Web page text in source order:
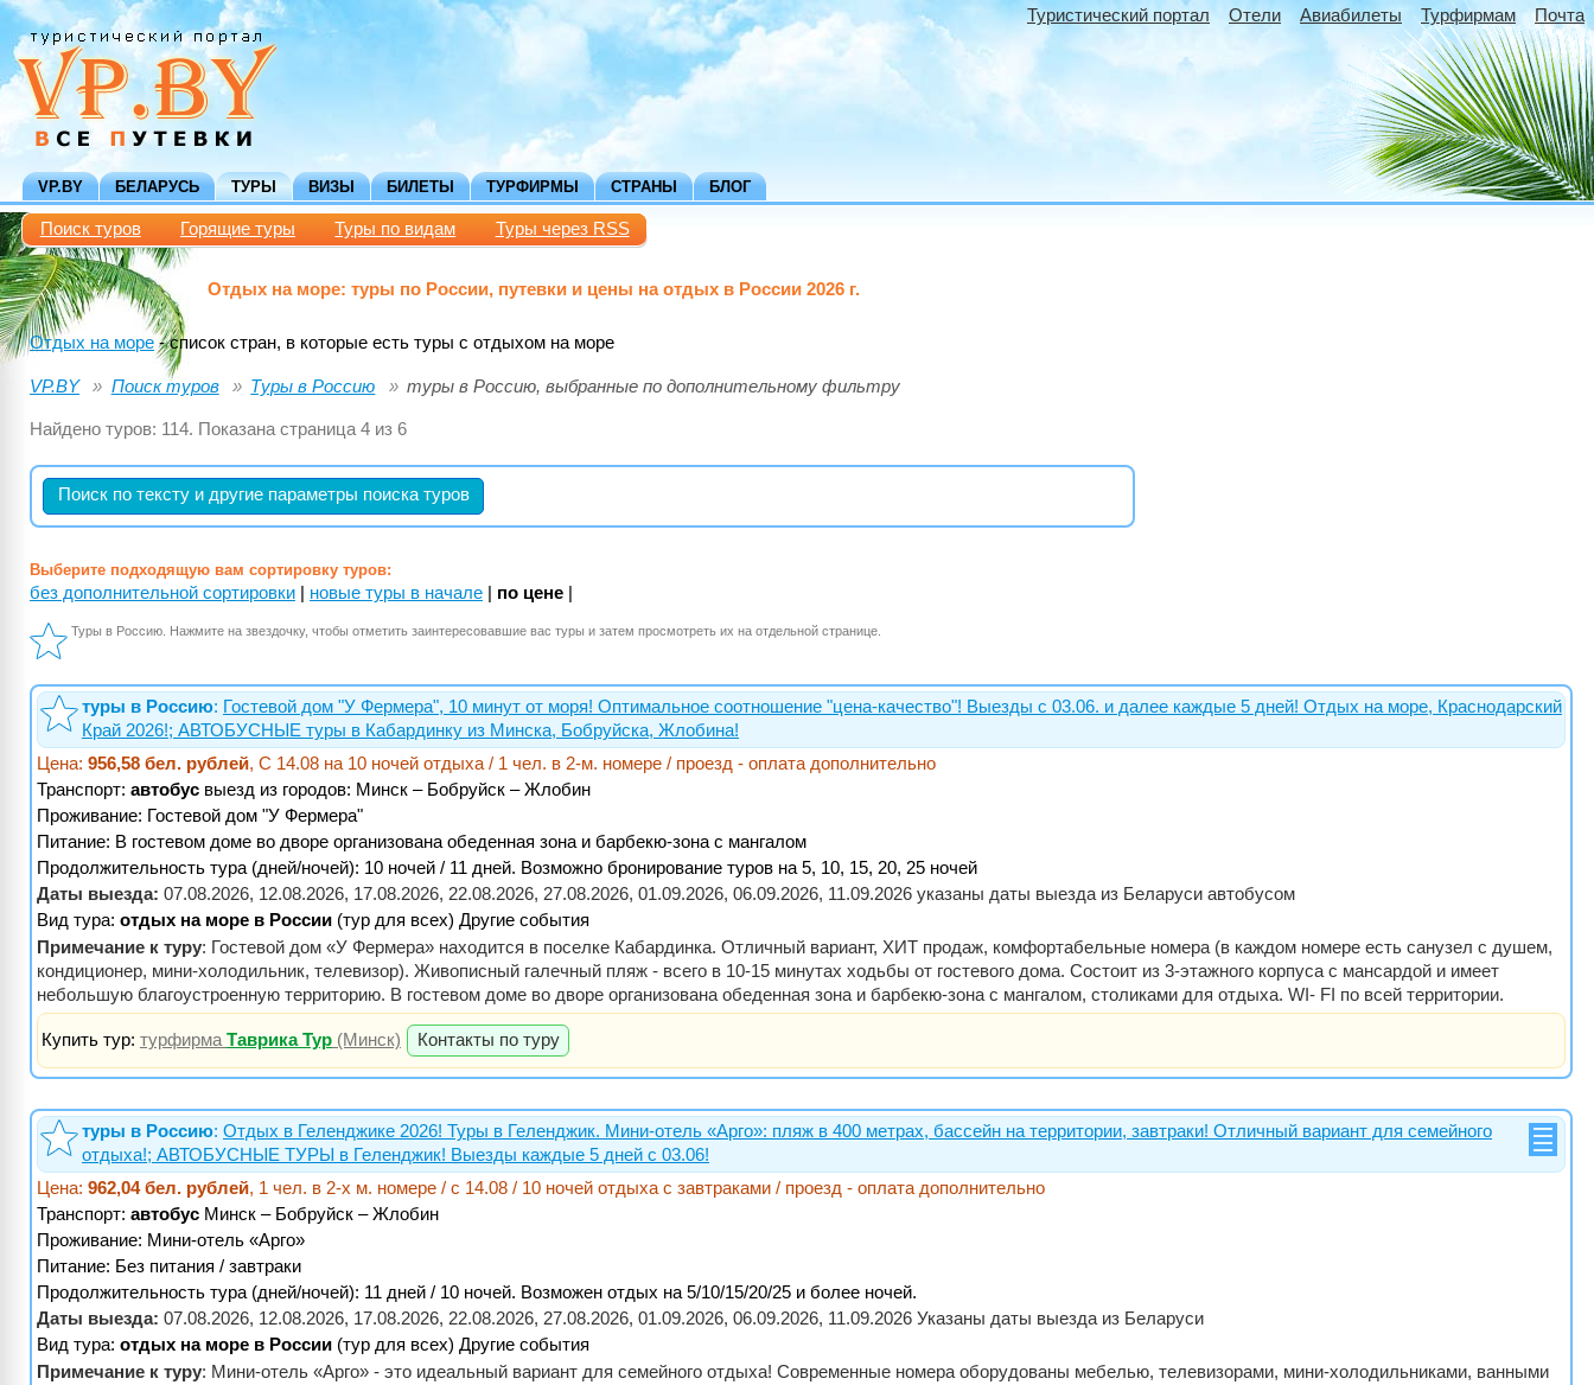
Туристический портал Отели Авиабилеты Турфирмам Почта
VP.BY БЕЛАРУСЬ ТУРЫ ВИЗЫ БИЛЕТЫ ТУРФИРМЫ СТРАНЫ БЛОГ
Поиск туров Горящие туры Туры по видам Туры через RSS
Отдых на море: туры по России, путевки и цены на отдых в России 2026 г.
Отдых на море - список стран, в которые есть туры с отдыхом на море
VP.BY Поиск туров Туры в Россию туры в Россию, выбранные по дополнительному фильтру
Найдено туров: 114. Показана страница 4 из 6
Поиск по тексту и другие параметры поиска туров
Выберите подходящую вам сортировку туров:
без дополнительной сортировки новые туры в начале по цене
Туры в Россию. Нажмите на звездочку, чтобы отметить заинтересовавшие вас туры и затем просмотреть их на отдельной странице.
туры в Россию: Гостевой дом "У Фермера", 10 минут от моря! Оптимальное соотношение "цена-качество"! Выезды с 03.06. и далее каждые 5 дней! Отдых на море, Краснодарский
Край 2026!; АВТОБУСНЫЕ туры в Кабардинку из Минска, Бобруйска, Жлобина!
Цена: 956,58 бел. рублей, С 14.08 на 10 ночей отдыха / 1 чел. в 2-м. номере / проезд - оплата дополнительно
Транспорт: автобус выезд из городов: Минск – Бобруйск – Жлобин
Проживание: Гостевой дом "У Фермера"
Питание: В гостевом доме во дворе организована обеденная зона и барбекю-зона с мангалом
Продолжительность тура (дней/ночей): 10 ночей / 11 дней. Возможно бронирование туров на 5, 10, 15, 20, 25 ночей
Даты выезда: 07.08.2026, 12.08.2026, 17.08.2026, 22.08.2026, 27.08.2026, 01.09.2026, 06.09.2026, 11.09.2026 указаны даты выезда из Беларуси автобусом
Вид тура: отдых на море в России (тур для всех) Другие события
Примечание к туру: Гостевой дом «У Фермера» находится в поселке Кабардинка. Отличный вариант, ХИТ продаж, комфортабельные номера (в каждом номере есть санузел с душем,
кондиционер, мини-холодильник, телевизор). Живописный галечный пляж - всего в 10-15 минутах ходьбы от гостевого дома. Состоит из 3-этажного корпуса с мансардой и имеет
небольшую благоустроенную территорию. В гостевом доме во дворе организована обеденная зона и барбекю-зона с мангалом, столиками для отдыха. WI- FI по всей территории.
Купить тур: турфирмаТаврика Тур(Минск) Контакты по туру
туры в Россию: Отдых в Геленджике 2026! Туры в Геленджик. Мини-отель «Арго»: пляж в 400 метрах, бассейн на территории, завтраки! Отличный вариант для семейного
отдыха!; АВТОБУСНЫЕ ТУРЫ в Геленджик! Выезды каждые 5 дней с 03.06!
Цена: 962,04 бел. рублей, 1 чел. в 2-х м. номере / с 14.08 / 10 ночей отдыха с завтраками / проезд - оплата дополнительно
Транспорт: автобус Минск – Бобруйск – Жлобин
Проживание: Мини-отель «Арго»
Питание: Без питания / завтраки
Продолжительность тура (дней/ночей): 11 дней / 10 ночей. Возможен отдых на 5/10/15/20/25 и более ночей.
Даты выезда: 07.08.2026, 12.08.2026, 17.08.2026, 22.08.2026, 27.08.2026, 01.09.2026, 06.09.2026, 11.09.2026 Указаны даты выезда из Беларуси
Вид тура: отдых на море в России (тур для всех) Другие события
Примечание к туру: Мини-отель «Арго» - это идеальный вариант для семейного отдыха! Современные номера оборудованы мебелью, телевизорами, мини-холодильниками, ванными